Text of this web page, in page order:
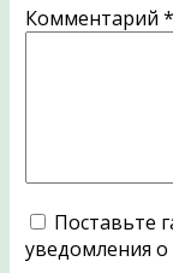
Комментарий *
Поставьте
уведомления